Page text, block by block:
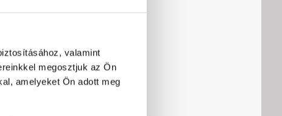
valamint
megosztjuk az Ön
amelyeket Ön adott meg